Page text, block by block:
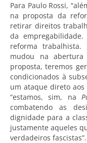
Para Paulo Rossi,
na proposta da
retirar direitos
da
reforma
mudou na
proposta, teremos
condicionados à
um ataque direto aos
“estamos, sim, na
combatendo as
dignidade para a
justamente aqueles
verdadeiros fascistas”.